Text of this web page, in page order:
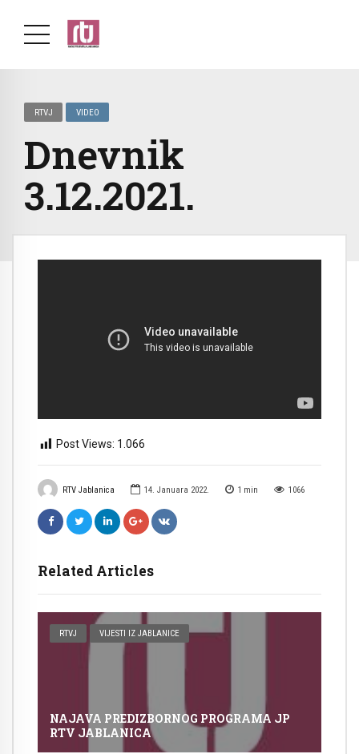
RTVJ VIDEO
Dnevnik
3.12.2021.
RTV Jablanica 14. Januara 2022. 1 min 1066
Related Articles
RTVJ VIJESTI IZ JABLANICE
NAJAVA PREDIZBORNOG PROGRAMA JP
RTV JABLANICA
Post Views: 1.066